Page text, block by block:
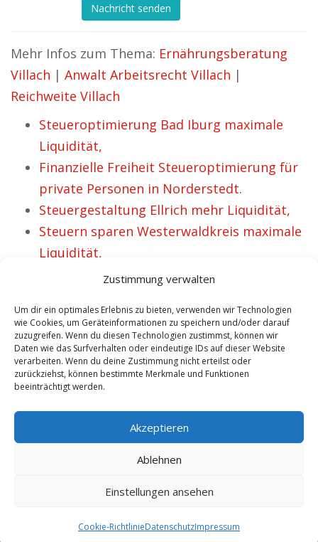
Zustimmung verwalten
Um dir ein optimales Erlebnis zu bieten, verwenden wir Technologien
wie Cookies, um Geräteinformationen zu speichern und/oder darauf
zuzugreifen. Wenn du diesen Technologien zustimmst, können wir
Daten wie das Surfverhalten oder eindeutige IDs auf dieser Website
verarbeiten. Wenn du deine Zustimmung nicht erteilst oder
zurückziehst, können bestimmte Merkmale und Funktionen
beeinträchtigt werden.
Akzeptieren
Ablehnen
Einstellungen ansehen
Cookie-RichtlinieDatenschutzImpressum
Nachricht senden
Mehr Infos zum Thema: Ernährungsberatung
Villach | Anwalt Arbeitsrecht Villach |
Reichweite Villach
Steueroptimierung Bad Iburg maximale
Liquidität,
Finanzielle Freiheit Steueroptimierung für
private Personen in Norderstedt.
Steuergestaltung Ellrich mehr Liquidität,
Steuern sparen Westerwaldkreis maximale
Liquidität,
Steuergestaltung Steueroptimierung
Steueroptimierung Waldershof –
Steuerberater für Firmen.
Steuergestaltung für Privatpersonen in
Bad Hönningen.
No tags for this post.
Copyright 2025 by besitogo.com - Steuergestaltung - Steueroptimierung
8.8.2026